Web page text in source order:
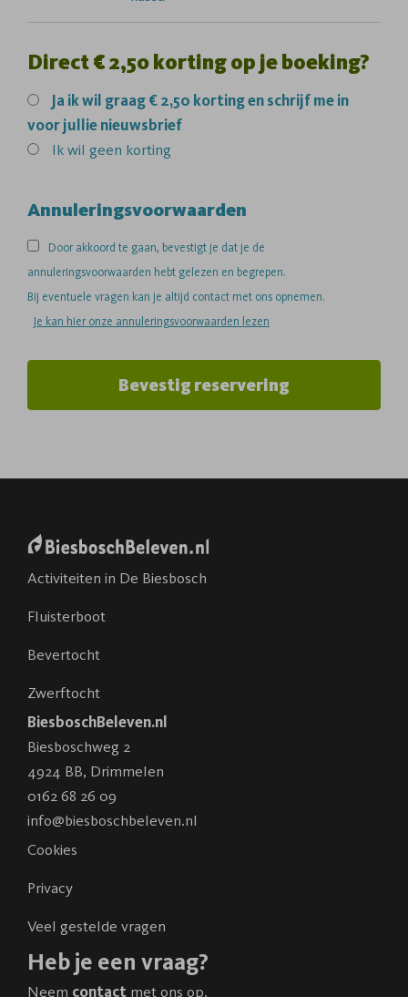
Direct € 2,50 korting op je boeking?
Ja ik wil graag € 2,50 korting en schrijf me in
voor jullie nieuwsbrief
Ik wil geen korting
Annuleringsvoorwaarden
Door akkoord te gaan, bevestigt je dat je de
annuleringsvoorwaarden hebt gelezen en begrepen.
Bij eventuele vragen kan je altijd contact met ons opnemen.
Je kan hier onze annuleringsvoorwaarden lezen
Bevestig reservering
Activiteiten in De Biesbosch
Fluisterboot
Bevertocht
Zwerftocht
BiesboschBeleven.nl
Biesboschweg 2
4924 BB, Drimmelen
0162 68 26 09
info@biesboschbeleven.nl
Cookies
Privacy
Veel gestelde vragen
Heb je een vraag?
Neem contact met ons op.